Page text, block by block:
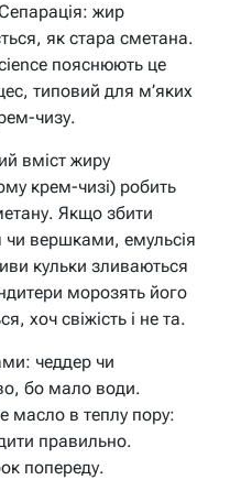
жир
як стара сметана.
пояснюють це
типовий для м’яких
чизу.
вміст жиру
крем-чизі) робить
Якщо збити
вершками, емульсія
кульки зливаються
морозять його
хоч свіжість і не та.
чеддер чи
бо мало води.
масло в теплу пору:
правильно.
попереду.